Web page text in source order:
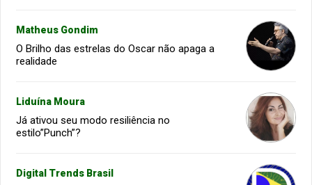
Matheus Gondim
O Brilho das estrelas do Oscar não apaga a
realidade
Liduína Moura
Já ativou seu modo resiliência no
estilo”Punch”?
Digital Trends Brasil